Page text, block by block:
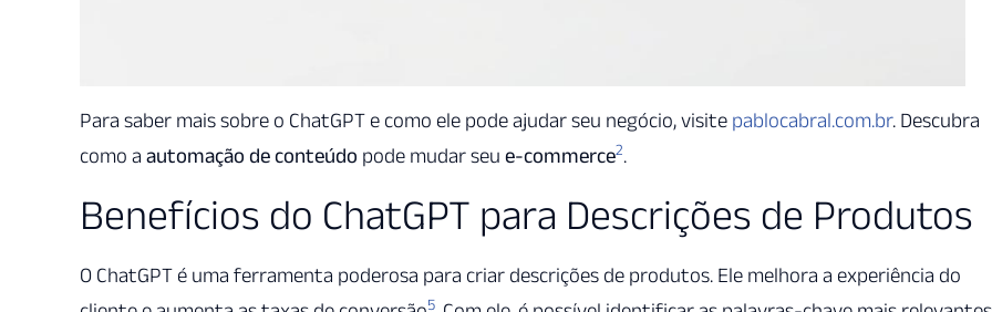
Para saber mais sobre o ChatGPT e como ele pode ajudar seu negócio, visite pablocabral.com.br. Descubra
como a automação de conteúdo pode mudar seu e-commerce2.
Benefícios do ChatGPT para Descrições de Produtos
O ChatGPT é uma ferramenta poderosa para criar descrições de produtos. Ele melhora a experiência do
5